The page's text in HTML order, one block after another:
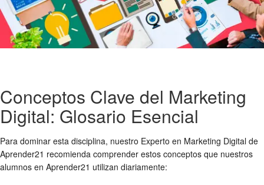
Conceptos Clave del Marketing
Digital: Glosario Esencial
Para dominar esta disciplina, nuestro Experto en Marketing Digital de
Aprender21 recomienda comprender estos conceptos que nuestros
alumnos en Aprender21 utilizan diariamente: